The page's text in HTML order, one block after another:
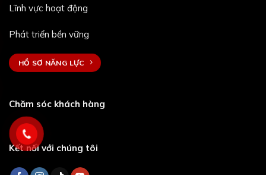
Lĩnh vực hoạt động
Phát triển bền vững
HỒ SƠ NĂNG LỰC
Chăm sóc khách hàng
Kết nối với chúng tôi